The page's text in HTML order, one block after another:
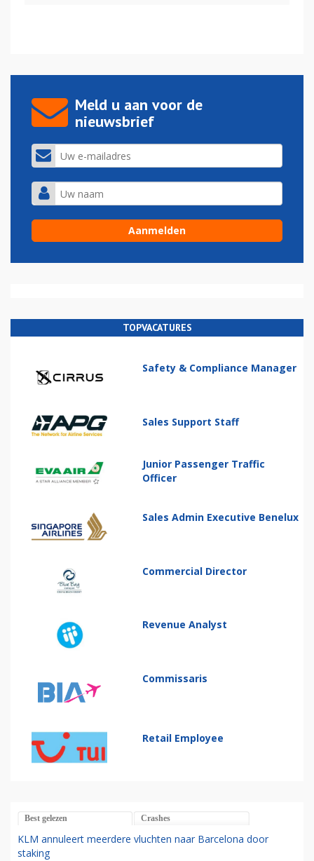
Meld u aan voor de
nieuwsbrief
TOPVACATURES
Safety & Compliance Manager
Sales Support Staff
Junior Passenger Traffic
Officer
Sales Admin Executive Benelux
Commercial Director
Revenue Analyst
Commissaris
Retail Employee
Best gelezen Crashes
KLM annuleert meerdere vluchten naar Barcelona door
staking